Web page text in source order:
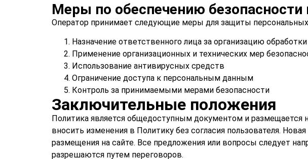
Меры по обеспечению
Оператор принимает следующие меры для защиты
Назначение ответственного лица за организацию обработки
Применение организационных и технических мер
Использование антивирусных средств
Ограничение доступа к персональным данным
Контроль за принимаемыми мерами безопасности
Заключительные положения
Политика является общедоступным документом и размещается
вносить изменения в Политику без согласия пользователя.
размещения на сайте. Все предложения или вопросы следует
разрешаются путем переговоров.